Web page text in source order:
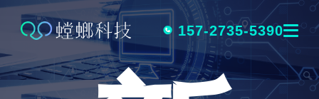
跳
内
容
157-2735-5390